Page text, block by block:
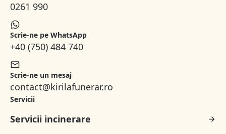
0261 990
Scrie-ne pe WhatsApp
+40 (750) 484 740
Scrie-ne un mesaj
contact@kirilafunerar.ro
Servicii
Servicii incinerare